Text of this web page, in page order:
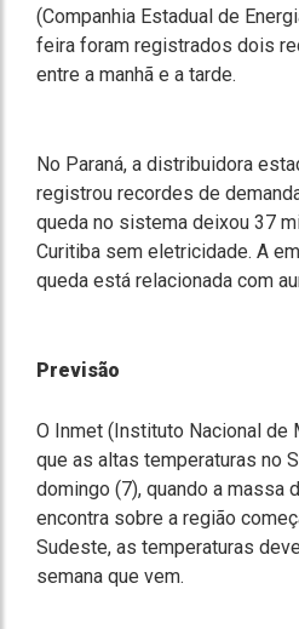
(Companhia Estadual de
feira foram registrados dois
entre a manhã e a tarde.
No Paraná, a distribuidora
registrou recordes de
queda no sistema deixou 37
Curitiba sem eletricidade. A
queda está relacionada com
Previsão
O Inmet (Instituto Nacional de
que as altas temperaturas no
domingo (7), quando a massa
encontra sobre a região
Sudeste, as temperaturas
semana que vem.